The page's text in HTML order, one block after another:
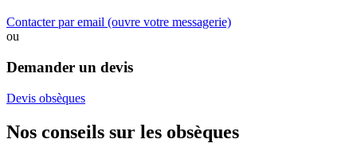
Contacter par email (ouvre votre messagerie)
ou
Demander un devis
Devis obsèques
Nos conseils sur les obsèques